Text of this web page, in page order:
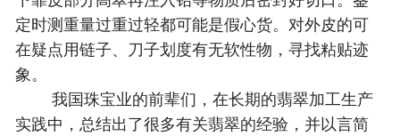
定时测重量过重过轻都可能是假心货。对外皮的可
在疑点用链子、刀子划度有无软性物，寻找粘贴迹
象。
我国珠宝业的前辈们，在长期的翡翠加工生产
实践中，总结出了很多有关翡翠的经验，并以言简